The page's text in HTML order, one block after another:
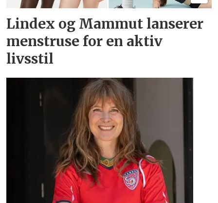
Lindex og Mammut lanserer
menstruse for en aktiv
livsstil